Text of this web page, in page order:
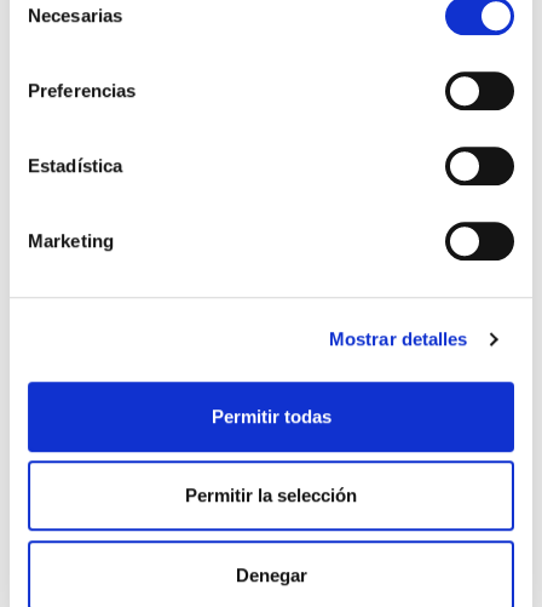
Necesarias
Preferencias
Estadística
Marketing
Mostrar detalles
Permitir todas
Permitir la selección
Denegar
embarazada tras un
más frecuentes es si se puede quedar
esperar para volver a intentarlo. […]
Leer más >